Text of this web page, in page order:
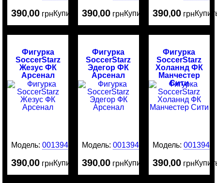
390,00 грнКупить 390,00 грнКупить 390,00 грн
Фигурка
SoccerStarz
Жезус ФК
Арсенал
Модель:0013949
390,00 грнКупить
Фигурка
SoccerStarz
Эдегор ФК
Арсенал
Модель:0013946
390,00 грнКупить
Фигурка
SoccerStarz
Холаннд ФК
Манчестер
Сити
Модель: 0013945
390,00 грн